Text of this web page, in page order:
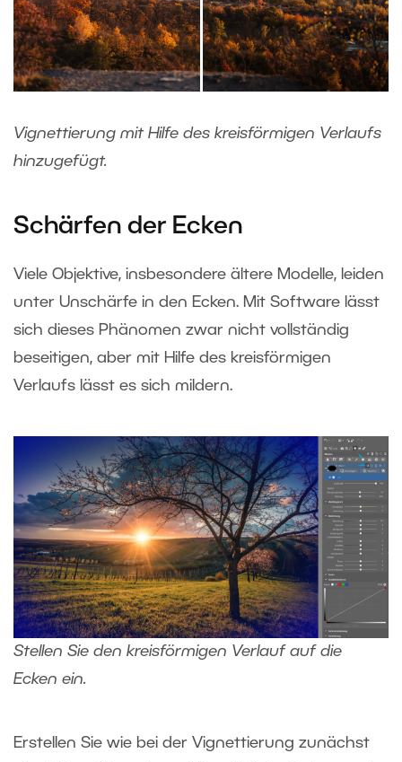
Vignettierung mit Hilfe des kreisförmigen Verlaufs
hinzugefügt.
Schärfen der Ecken
Viele Objektive, insbesondere ältere Modelle, leiden
unter Unschärfe in den Ecken. Mit Software lässt
sich dieses Phänomen zwar nicht vollständig
beseitigen, aber mit Hilfe des kreisförmigen
Verlaufs lässt es sich mildern.
Stellen Sie den kreisförmigen Verlauf auf die
Ecken ein.
Erstellen Sie wie bei der Vignettierung zunächst